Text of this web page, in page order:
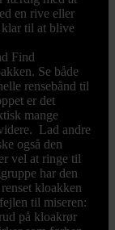
en rive eller
klar til at blive
Find
Se både
rensebånd til
er det
mange
Lad andre
også den
vel at ringe til
har den
kloakken
til miseren:
på kloakrør